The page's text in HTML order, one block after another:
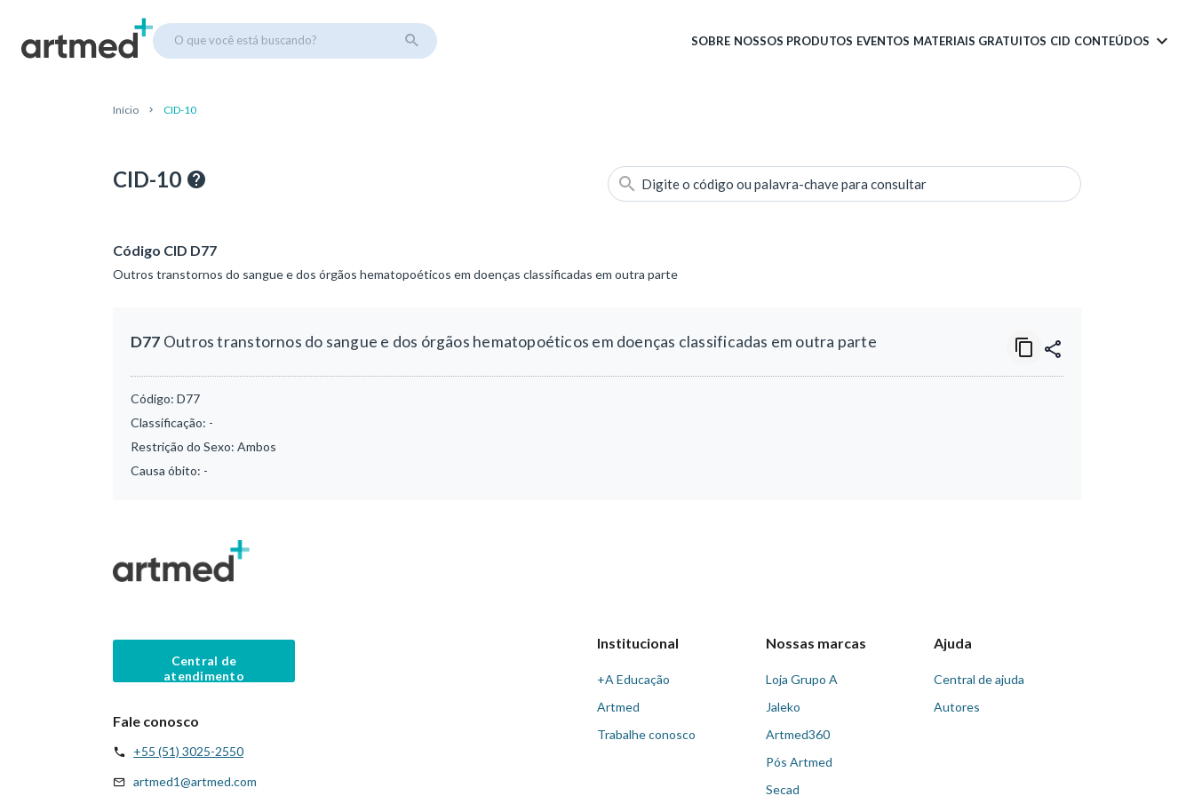
O que você está buscando? SOBRE NOSSOS PRODUTOS EVENTOS MATERIAIS GRATUITOS CID CONTEÚDOS
Início CID-10
CID-10 Digite o código ou palavra-chave para consultar
Código CID D77
Outros transtornos do sangue e dos órgãos hematopoéticos em doenças classificadas em outra parte
D77 Outros transtornos do sangue e dos órgãos hematopoéticos em doenças classificadas em outra parte
Código: D77
Classificação: -
Restrição do Sexo: Ambos
Causa óbito: -
Central de
atendimento
Fale conosco
+55 (51) 3025-2550
artmed1@artmed.com
Institucional
+A Educação
Artmed
Trabalhe conosco
Nossas marcas
Loja Grupo A
Jaleko
Artmed360
Pós Artmed
Secad
Ajuda
Central de ajuda
Autores